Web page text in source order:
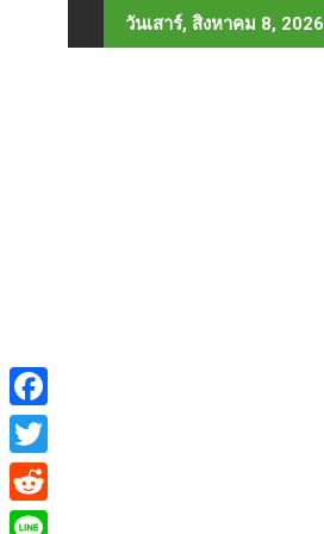
to
วันเสาร์, สิงหาคม 8, 2026
F
a
c
T
w
R